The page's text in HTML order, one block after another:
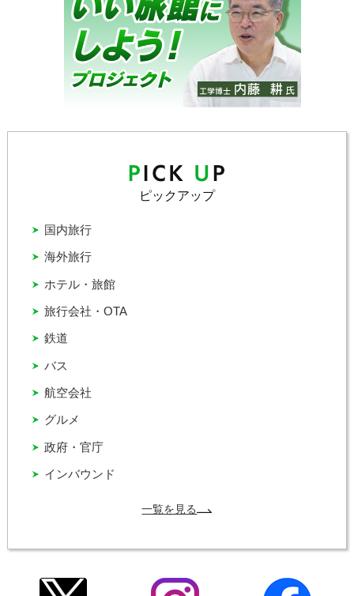
ピックアップ
インバウンド
グルメ
バス
ホテル・旅館
国内旅行
政府・官庁
旅行会社・OTA
海外旅行
航空会社
鉄道
一覧を見る